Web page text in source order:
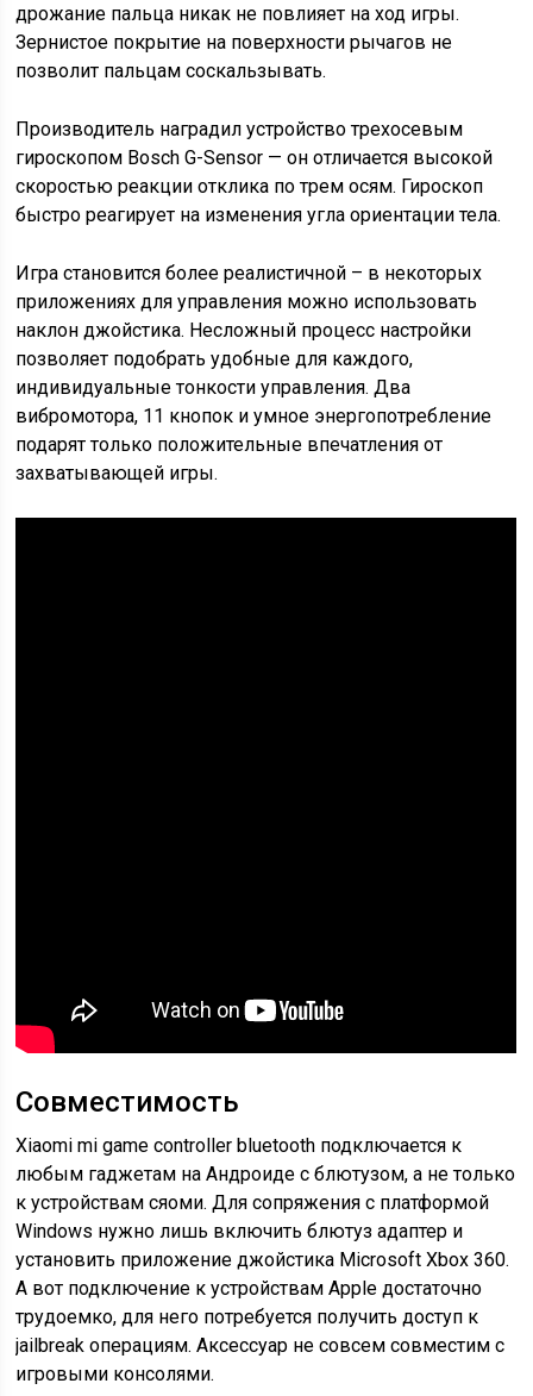
дрожание пальца никак не повлияет на ход игры.
Зернистое покрытие на поверхности рычагов не
позволит пальцам соскальзывать.
Производитель наградил устройство трехосевым
гироскопом Bosch G-Sensor — он отличается высокой
скоростью реакции отклика по трем осям. Гироскоп
быстро реагирует на изменения угла ориентации тела.
Игра становится более реалистичной – в некоторых
приложениях для управления можно использовать
наклон джойстика. Несложный процесс настройки
позволяет подобрать удобные для каждого,
индивидуальные тонкости управления. Два
вибромотора, 11 кнопок и умное энергопотребление
подарят только положительные впечатления от
захватывающей игры.
Совместимость
Xiaomi mi game controller bluetooth подключается к
любым гаджетам на Андроиде с блютузом, а не только
к устройствам сяоми. Для сопряжения с платформой
Windows нужно лишь включить блютуз адаптер и
установить приложение джойстика Microsoft Xbox 360.
А вот подключение к устройствам Apple достаточно
трудоемко, для него потребуется получить доступ к
jailbreak операциям. Аксессуар не совсем совместим с
игровыми консолями.